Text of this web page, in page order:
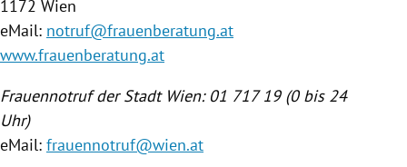
1172 Wien
eMail: notruf@frauenberatung.at
www.frauenberatung.at
Frauennotrufder Stadt Wien: 01 717 19 (0 bis 24
Uhr)
eMail: frauennotruf@wien.at